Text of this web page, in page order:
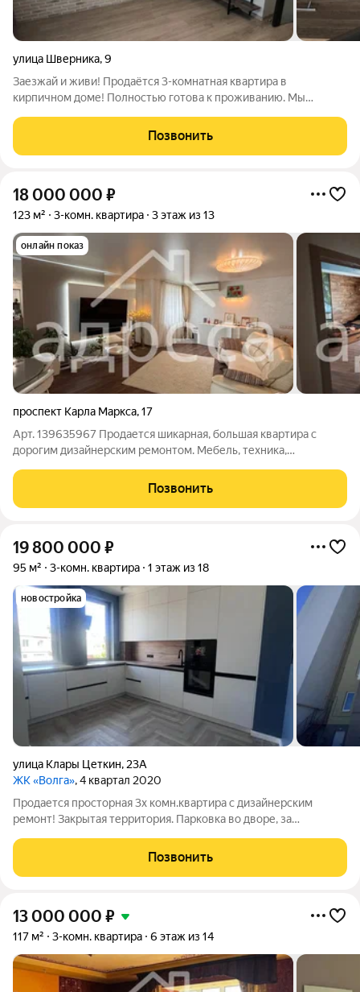
улица Шверника,9
Заезжай и живи! Продаётся 3-комнатная квартира в
кирпичном доме! Полностью готова к проживанию. Мы
гостиная (уютное зонирование): гарнитур «Мария»,
встроенный холодильник, две морозильные
Позвонить
18 000 000 ₽
123 м² 3-комн. квартира 3 этаж из 13
онлайн показ
проспект Карла Маркса,17
Арт. 139635967 Продается шикарная, большая квартира с
дорогим дизайнерским ремонтом. Мебель, техника,
электрический теплый пол. Мнгого розеток. Трубы поменены
менее 5 месяцев назад. Квартира с
Позвонить
19 800 000 ₽
95 м² 3-комн. квартира 1 этаж из 18
новостройка
улица Клары Цеткин, 23А
ЖК «Волга», 4 квартал 2020
Продается просторная 3х комн.квартира с дизайнерским
ремонт! Закрытая территория. Парковка во дворе, за
мин.пешком. Свободная продажа!
Позвонить
13 000 000 ₽
117 м² 3-комн. квартира 6 этаж из 14